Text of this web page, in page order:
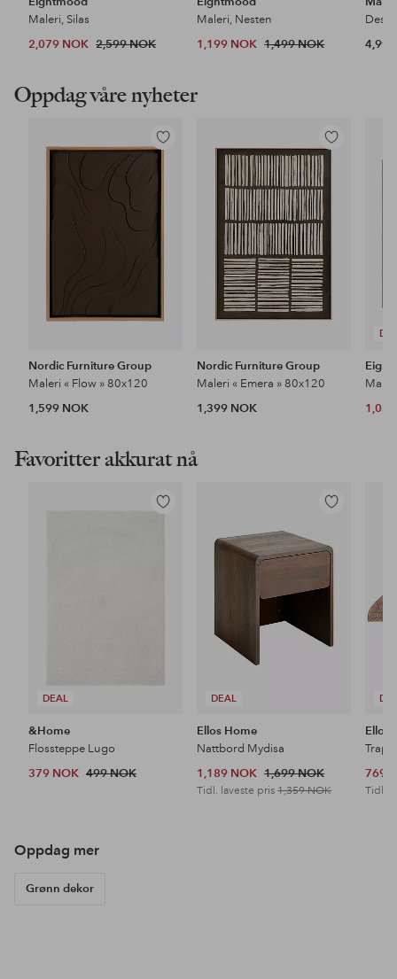
Maleri, Silas
2,079 NOK 2,599 NOK
Maleri, Nesten
1,199 NOK 1,499 NOK
Oppdag våre nyheter
Legg
favoritter
Nordic Furniture Group
Maleri « Flow » 80x120
1,599 NOK
Legg
til
favoritter
Nordic Furniture Group
Maleri « Emera » 80x120
1,399 NOK
Favoritter akkurat nå
DEAL
Legg
&Home
Flossteppe Lugo
379 NOK 499 NOK
DEAL
Legg
favoritter
Ellos Home
Nattbord Mydisa
1,189 NOK 1,699 NOK
Tidl. laveste pris1,359 NOK
Ellos
769
Tidl.
Oppdag mer
Grønn dekor